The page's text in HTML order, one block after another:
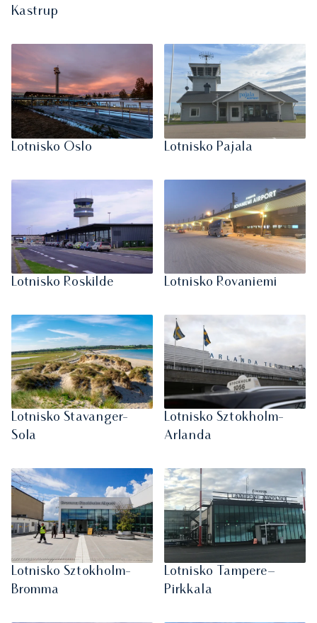
Kastrup
Lotnisko Oslo Lotnisko Pajala
Lotnisko Roskilde Lotnisko Rovaniemi
Lotnisko Stavanger-
Sola
Lotnisko Sztokholm-
Arlanda
Lotnisko Sztokholm-
Bromma
Lotnisko Tampere–
Pirkkala